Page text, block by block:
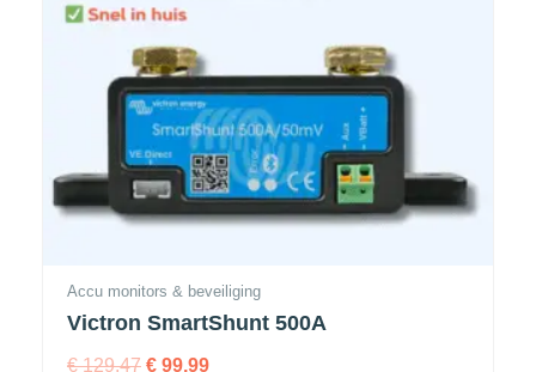
Accu monitors & beveiliging
Victron SmartShunt 500A
€129,47 € 99,99